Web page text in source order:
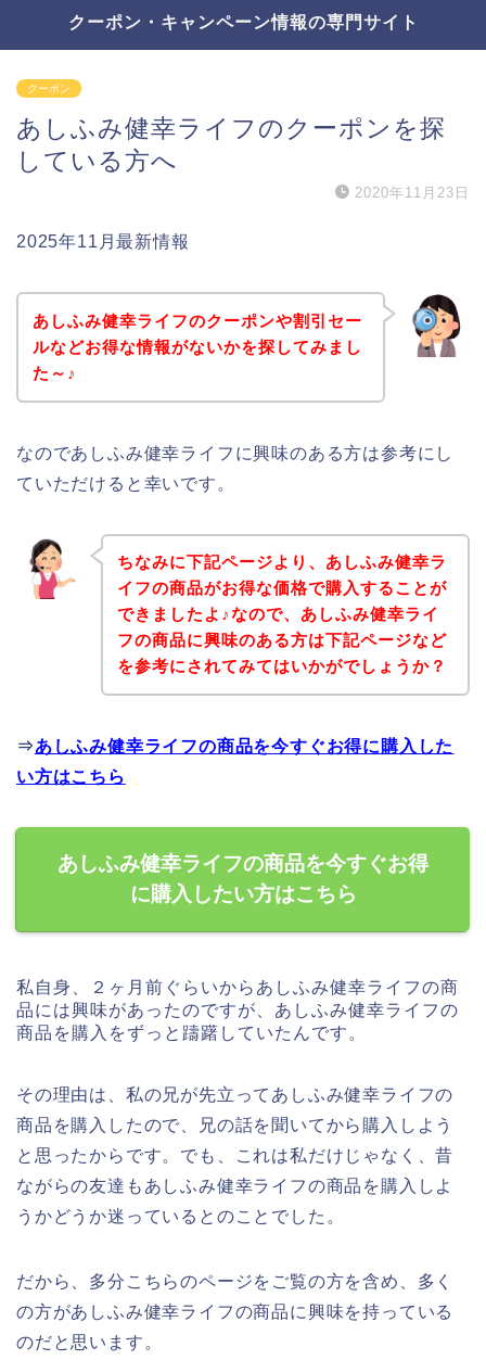
クーポン・キャンペーン情報の専門サイト
クーポン
あしふみ健幸ライフのクーポンを探
している方へ
2020年11月23日
2025年11月最新情報
あしふみ健幸ライフのクーポンや割引セー
ルなどお得な情報がないかを探してみまし
た～♪
なのであしふみ健幸ライフに興味のある方は参考にし
ていただけると幸いです。
ちなみに下記ページより、あしふみ健幸ラ
イフの商品がお得な価格で購入することが
できましたよ♪なので、あしふみ健幸ライ
フの商品に興味のある方は下記ページなど
を参考にされてみてはいかがでしょうか？
⇒あしふみ健幸ライフの商品を今すぐお得に購入した
い方はこちら
あしふみ健幸ライフの商品を今すぐお得
に購入したい方はこちら
私自身、２ヶ月前ぐらいからあしふみ健幸ライフの商
品には興味があったのですが、あしふみ健幸ライフの
商品を購入をずっと躊躇していたんです。
その理由は、私の兄が先立ってあしふみ健幸ライフの
商品を購入したので、兄の話を聞いてから購入しよう
と思ったからです。でも、これは私だけじゃなく、昔
ながらの友達もあしふみ健幸ライフの商品を購入しよ
うかどうか迷っているとのことでした。
だから、多分こちらのページをご覧の方を含め、多く
の方があしふみ健幸ライフの商品に興味を持っている
のだと思います。